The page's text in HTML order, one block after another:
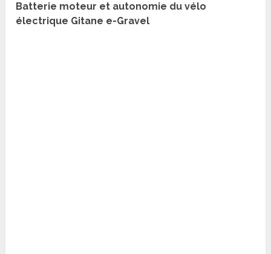
Batterie moteur et autonomie du vélo
électrique Gitane e-Gravel